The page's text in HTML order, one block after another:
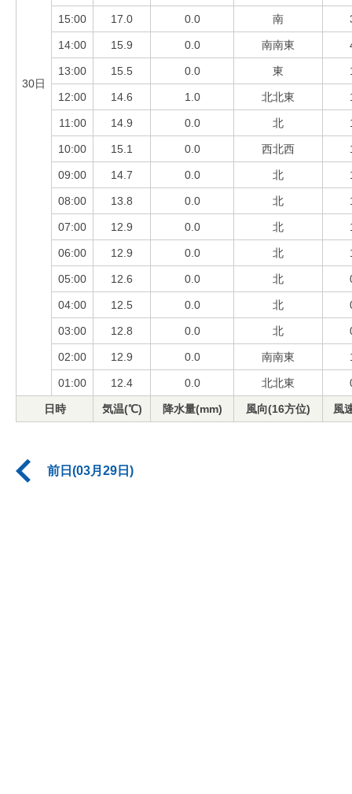
30日
15:00 17.0 0.0 南
14:00 15.9 0.0 南南東
13:00 15.5 0.0 東
12:00 14.6 1.0 北北東
11:00 14.9 0.0 北
10:00 15.1 0.0 西北西
09:00 14.7 0.0 北
08:00 13.8 0.0 北
07:00 12.9 0.0 北
06:00 12.9 0.0 北
05:00 12.6 0.0 北
04:00 12.5 0.0 北
03:00 12.8 0.0 北
02:00 12.9 0.0 南南東
01:00 12.4 0.0 北北東
日時 気温(℃) 降水量(mm) 風向(16方位) 風
前日(03月29日)